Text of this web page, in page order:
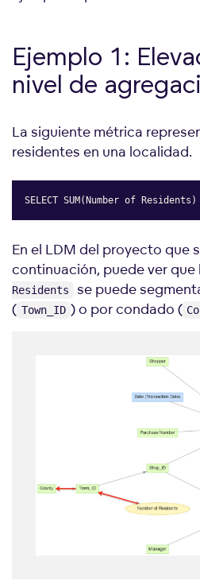
Ejemplo 1:
nivel de
La siguiente métrica
residentes en una localidad.
SELECT SUM(Number of Residents)
En el LDM del proyecto que
continuación, puede ver que
Residents
se puede
( Town_ID ) o por condado (